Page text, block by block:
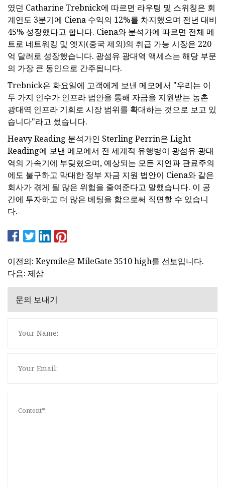
였던 Catharine Trebnick에 따르면 라우팅 및 스위칭은 회
계연도 3분기에 Ciena 수익의 12%를 차지했으며 전년 대비
45% 성장했다고 합니다. Ciena와 분석가에 따르면 전체 메
트로 네트워킹 및 엣지(중국 제외)의 취급 가능 시장은 220
억 달러로 성장했습니다. 광섬유 광대역 액세스는 해당 부문
의 가장 큰 동인으로 간주됩니다.
Trebnick은 화요일에 고객에게 보낸 메모에서 "우리는 이
두 가지 인수가 인프라 법안을 통해 자금을 지원받는 농촌
광대역 인프라 기회로 시장 범위를 확대하는 것으로 보고 있
습니다"라고 썼습니다.
Heavy Reading 분석가인 Sterling Perrin은 Light
Reading에 보낸 메모에서 전 세계적 유행병이 광섬유 광대
역의 가속기에 부딪혔으며, 예상되는 모든 지연과 관료주의
에도 불구하고 막대한 정부 자금 지원 법안이 Ciena와 같은
회사가 겪게 될 많은 위험을 줄여준다고 말했습니다. 이 공
간에 투자하고 더 많은 베팅을 함으로써 직면할 수 있습니
다.
이전의: Keymile은 MileGate 3510 high를 선보입니다.
다음: 제삼
문의 보내기